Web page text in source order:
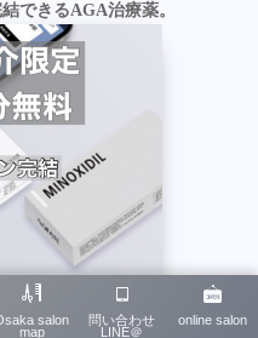
できるAGA治療薬。
salon
map
問い合わせ
LINE＠
online salon